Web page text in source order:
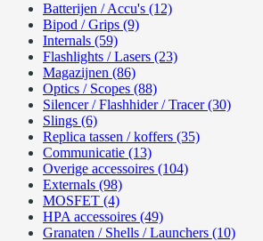
Batterijen / Accu's (12)
Bipod / Grips (9)
Internals (59)
Flashlights / Lasers (23)
Magazijnen (86)
Optics / Scopes (88)
Silencer / Flashhider / Tracer (30)
Slings (6)
Replica tassen / koffers (35)
Communicatie (13)
Overige accessoires (104)
Externals (98)
MOSFET (4)
HPA accessoires (49)
Granaten / Shells / Launchers (10)